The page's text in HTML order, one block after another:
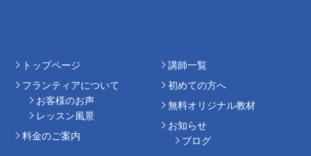
トップページ
フランティアについて
お客様のお声
レッスン風景
料⾦のご案内
講師⼀覧
初めての⽅へ
無料オリジナル教材
お知らせ
ブログ